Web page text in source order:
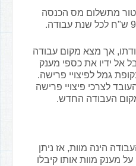
מתשלום מס הכנסה
אך מצא מקום עבודה
אל ידיו את כספי מענק
גמל לפיצויי פרישה.
לצרכי פיצויי פרישה
העבודה החדש.
הינה מוות, אז ניתן
מענק מוות אותו קיבלו